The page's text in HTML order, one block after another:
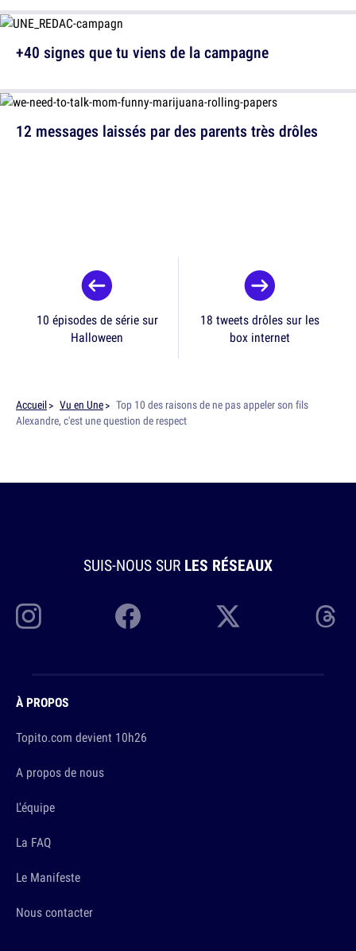
12 messages laissés par des parents très drôles
+40 signes que tu viens de la campagne
10 épisodes de série sur
Halloween
18 tweets drôles sur les
box internet
Accueil Vu en Une
Top 10 des raisons de ne pas appeler son fils
Alexandre, c'est une question de respect
SUIS-NOUS SUR LES RÉSEAUX
À PROPOS
Topito.com devient 10h26
A propos de nous
L'équipe
La FAQ
Le Manifeste
Nous contacter